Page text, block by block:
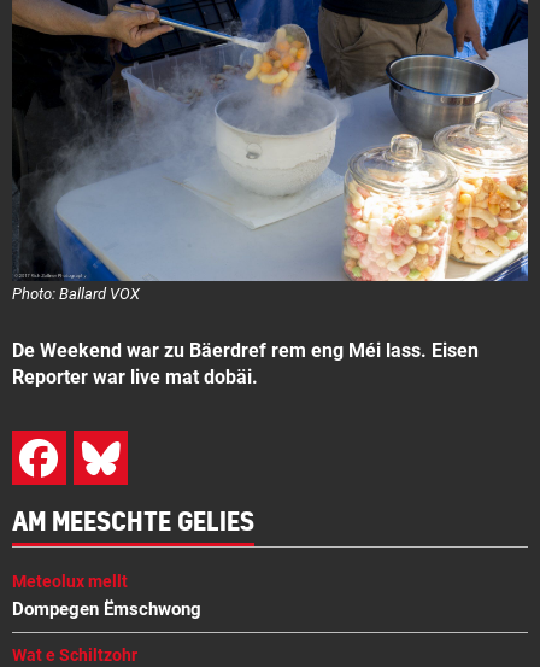
Photo: Ballard VOX
De Weekend war zu Bäerdref rem eng Méi lass. Eisen
Reporter war live mat dobäi.
AM MEESCHTE GELIES
Meteolux mellt
Dompegen Ëmschwong
Wat e Schiltzohr